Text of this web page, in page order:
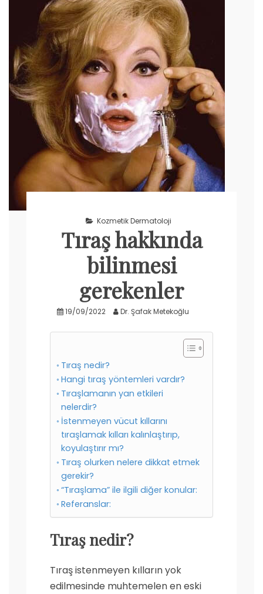
Kozmetik Dermatoloji
Tıraş hakkında
bilinmesi
gerekenler
19/09/2022 Dr. Şafak Metekoğlu
Tıraş nedir?
Hangi tıraş yöntemleri vardır?
Tıraşlamanın yan etkileri
nelerdir?
İstenmeyen vücut kıllarını
tıraşlamak kılları kalınlaştırıp,
koyulaştırır mı?
Tıraş olurken nelere dikkat etmek
gerekir?
“Tıraşlama” ile ilgili diğer konular:
Referanslar:
Tıraş nedir?
Tıraş istenmeyen kılların yok
edilmesinde muhtemelen en eski